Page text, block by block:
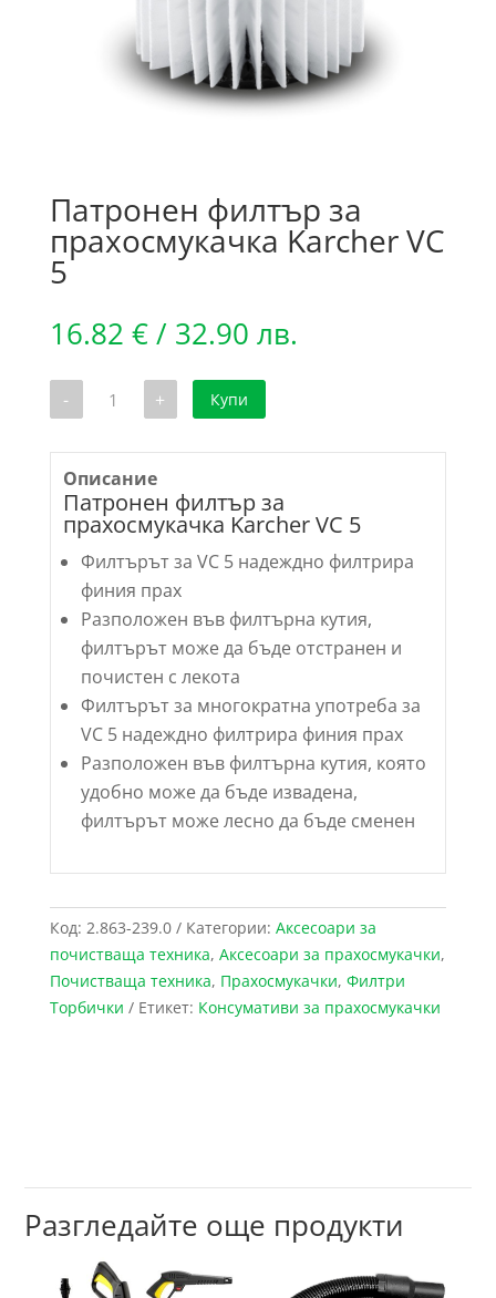
Патронен филтър за
прахосмукачка Karcher VC
5
16.82 €/ 32.90 лв.
- количество
Патронен
за
прахосмукачка
Karcher
VC
5
+ Купи
Описание
Патронен филтър за
прахосмукачка Karcher VC 5
Филтърът за VC 5 надеждно филтрира
финия прах
Разположен във филтърна кутия,
филтърът може да бъде отстранен и
почистен с лекота
Филтърът за многократна употреба за
VC 5 надеждно филтрира финия прах
Разположен във филтърна кутия, която
удобно може да бъде извадена,
филтърът може лесно да бъде сменен
Код: 2.863-239.0 Категории: Аксесоари за
почистваща техника, Аксесоари за прахосмукачки,
Почистваща техника, Прахосмукачки, Филтри
Торбички
Етикет: Консумативи за прахосмукачки
Разгледайте още продукти